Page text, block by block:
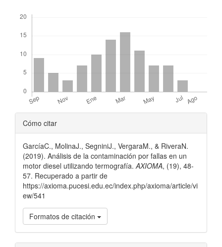
Detalles
del
artículo
Cómo citar
GarcíaC., MolinaJ., SegniniJ., VergaraM., & RiveraN.
(2019). Análisis de la contaminación por fallas en un
motor diesel utilizando termografía. AXIOMA, (19), 48-
57. Recuperado a partir de
https://axioma.pucesi.edu.ec/index.php/axioma/article/vi
ew/541
Formatos de citación